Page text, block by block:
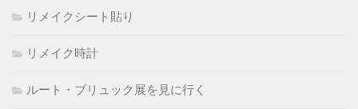
リメイクシート貼り
リメイク時計
ルート・ブリュック展を見に行く